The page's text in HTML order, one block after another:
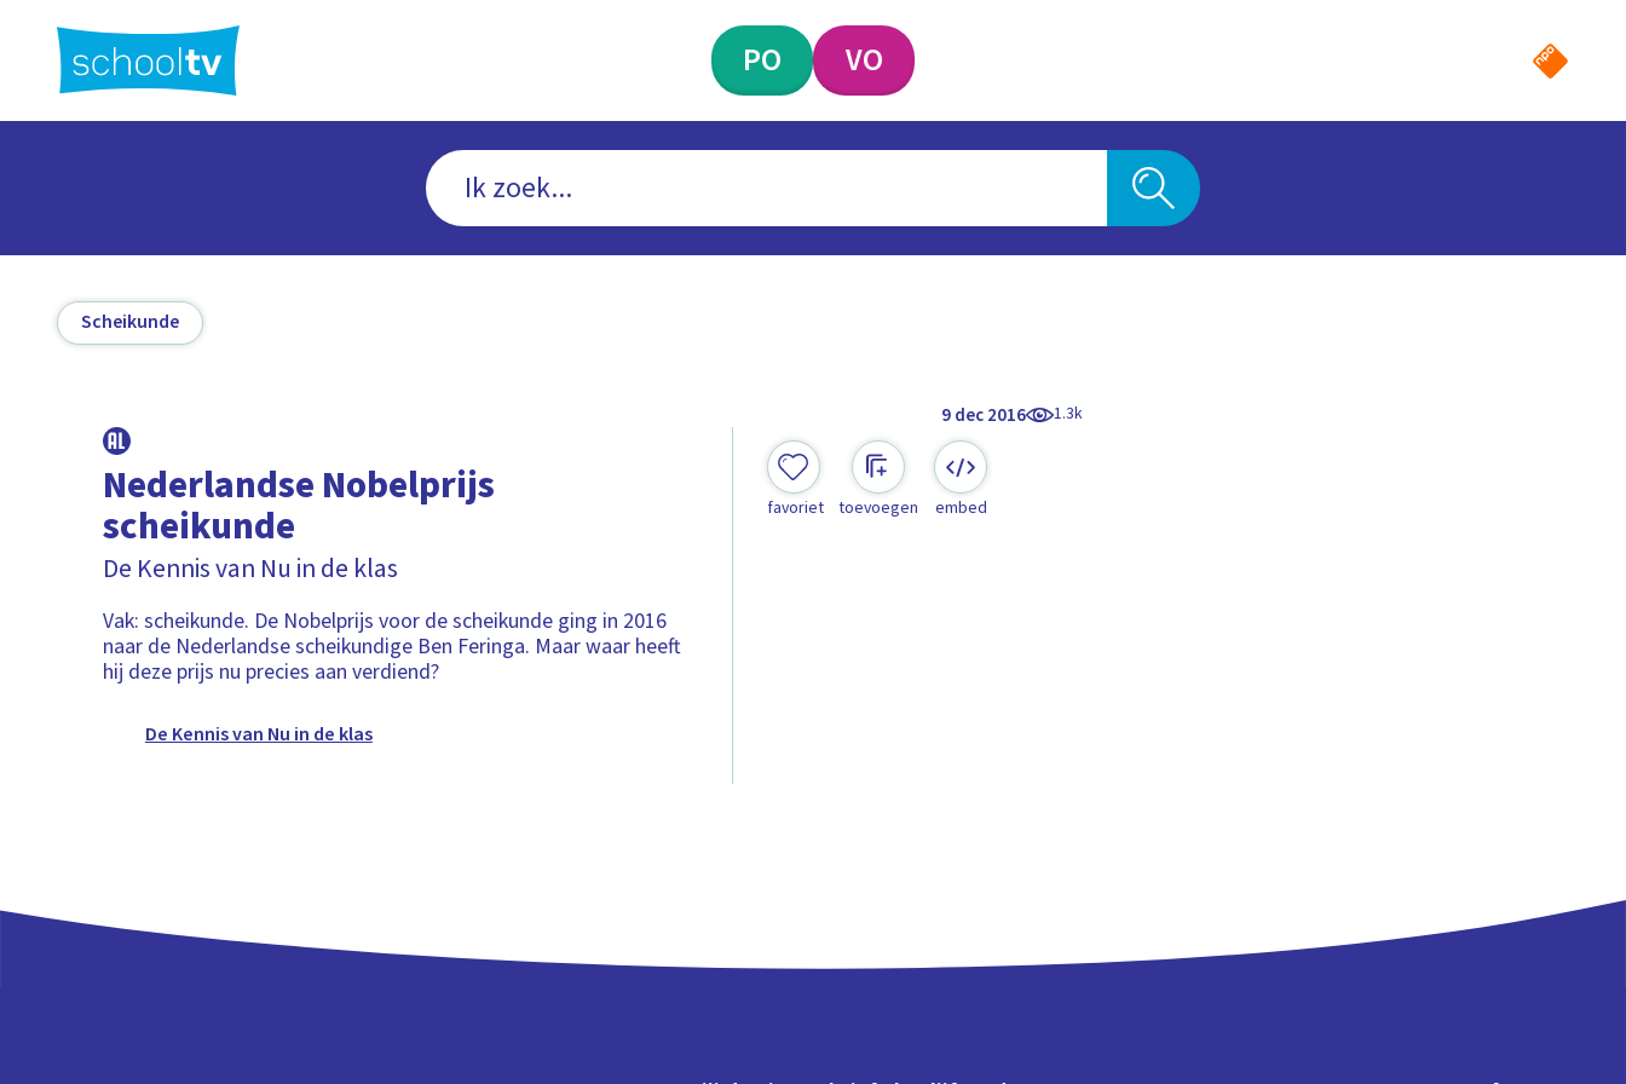
hoofdinhoud
PO VO
Scheikunde
9 dec 2016 1.3k
Nederlandse Nobelprijs
scheikunde
De Kennis van Nu in de klas
Vak: scheikunde. De Nobelprijs voor de scheikunde ging in 2016
naar de Nederlandse scheikundige Ben Feringa. Maar waar heeft
hij deze prijs nu precies aan verdiend?
De Kennis van Nu in de klas
favoriet toevoegen embed